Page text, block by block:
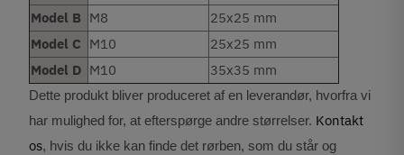
Model B M8
25x25 mm
Model C M10
25x25 mm
Model D M10 35x35 mm
Dette produkt bliver produceret af en leverandør, hvorfra vi
har mulighed for, at efterspørge andre størrelser. Kontakt
os, hvis du ikke kan finde det rørben, som du står og